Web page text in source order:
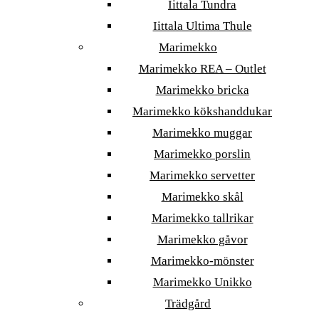
Iittala Tundra
Iittala Ultima Thule
Marimekko
Marimekko REA – Outlet
Marimekko bricka
Marimekko kökshanddukar
Marimekko muggar
Marimekko porslin
Marimekko servetter
Marimekko skål
Marimekko tallrikar
Marimekko gåvor
Marimekko-mönster
Marimekko Unikko
Trädgård